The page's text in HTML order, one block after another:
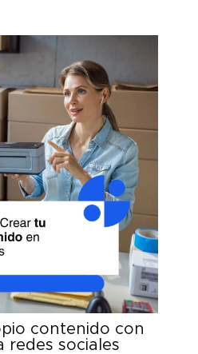
contenido con
redes sociales